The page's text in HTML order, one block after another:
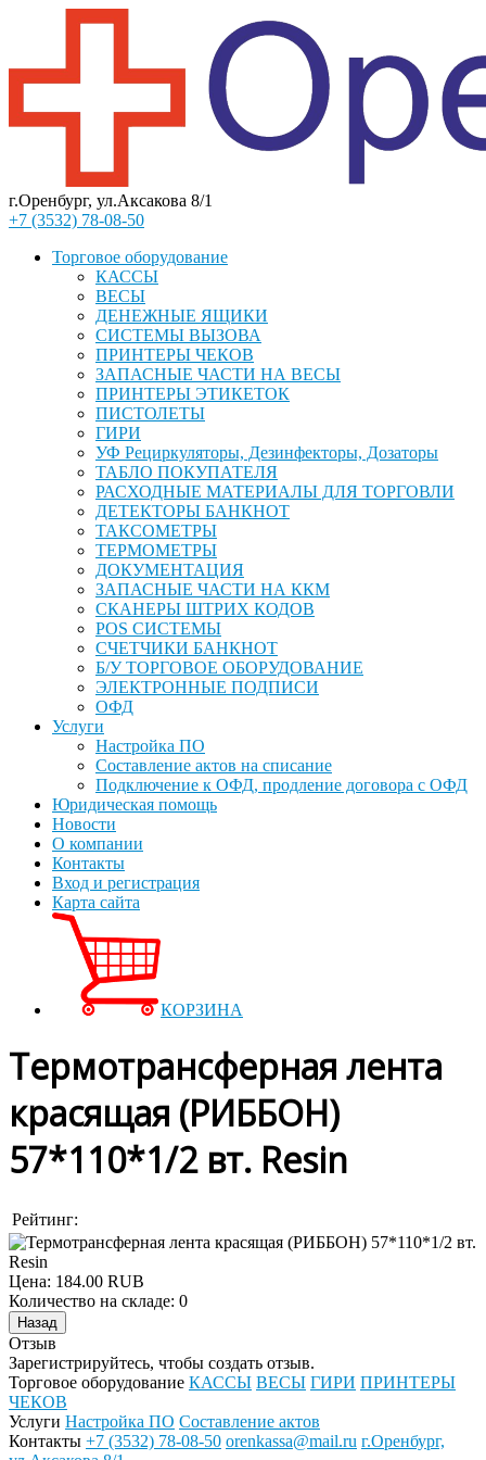
г.Оренбург, ул.Аксакова 8/1
+7 (3532) 78-08-50
Торговое оборудование
КАССЫ
ВЕСЫ
ДЕНЕЖНЫЕ ЯЩИКИ
СИСТЕМЫ ВЫЗОВА
ПРИНТЕРЫ ЧЕКОВ
ЗАПАСНЫЕ ЧАСТИ НА ВЕСЫ
ПРИНТЕРЫ ЭТИКЕТОК
ПИСТОЛЕТЫ
ГИРИ
УФ Рециркуляторы, Дезинфекторы, Дозаторы
ТАБЛО ПОКУПАТЕЛЯ
РАСХОДНЫЕ МАТЕРИАЛЫ ДЛЯ ТОРГОВЛИ
ДЕТЕКТОРЫ БАНКНОТ
ТАКСОМЕТРЫ
ТЕРМОМЕТРЫ
ДОКУМЕНТАЦИЯ
ЗАПАСНЫЕ ЧАСТИ НА ККМ
СКАНЕРЫ ШТРИХ КОДОВ
POS СИСТЕМЫ
СЧЕТЧИКИ БАНКНОТ
Б/У ТОРГОВОЕ ОБОРУДОВАНИЕ
ЭЛЕКТРОННЫЕ ПОДПИСИ
ОФД
Услуги
Настройка ПО
Составление актов на списание
Подключение к ОФД, продление договора с ОФД
Юридическая помощь
Новости
О компании
Контакты
Вход и регистрация
Карта сайта
КОРЗИНА
Термотрансферная лента
красящая (РИББОН)
57*110*1/2 вт. Resin
Рейтинг:
Цена: 184.00 RUB
Количество на складе: 0
Отзыв
Зарегистрируйтесь, чтобы создать отзыв.
Торговое оборудование КАССЫ ВЕСЫ ГИРИ ПРИНТЕРЫ
ЧЕКОВ
Услуги Настройка ПО Составление актов
Контакты +7 (3532) 78-08-50 orenkassa@mail.ru г.Оренбург,